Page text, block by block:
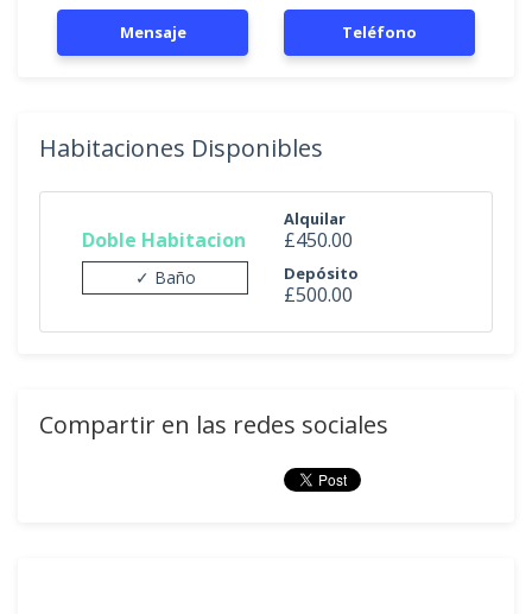
Mensaje Teléfono
Habitaciones Disponibles
Doble Habitacion
✓ Baño
Alquilar
£450.00
Depósito
£500.00
Compartir en las redes sociales